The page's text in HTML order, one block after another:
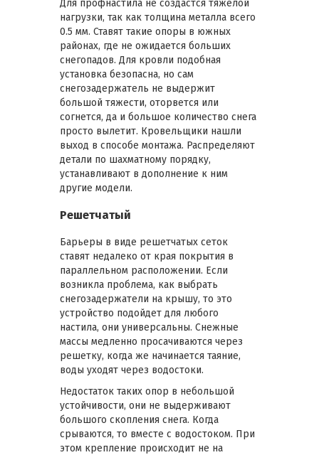
Для профнастила не создастся тяжелой
нагрузки, так как толщина металла всего
0.5 мм. Ставят такие опоры в южных
районах, где не ожидается больших
снегопадов. Для кровли подобная
установка безопасна, но сам
снегозадержатель не выдержит
большой тяжести, оторвется или
согнется, да и большое количество снега
просто вылетит. Кровельщики нашли
выход в способе монтажа. Распределяют
детали по шахматному порядку,
устанавливают в дополнение к ним
другие модели.
Решетчатый
Барьеры в виде решетчатых сеток
ставят недалеко от края покрытия в
параллельном расположении. Если
возникла проблема, как выбрать
снегозадержатели на крышу, то это
устройство подойдет для любого
настила, они универсальны. Снежные
массы медленно просачиваются через
решетку, когда же начинается таяние,
воды уходят через водостоки.
Недостаток таких опор в небольшой
устойчивости, они не выдерживают
большого скопления снега. Когда
срываются, то вместе с водостоком. При
этом крепление происходит не на